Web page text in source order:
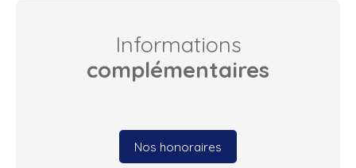
Informations
complémentaires
Nos honoraires